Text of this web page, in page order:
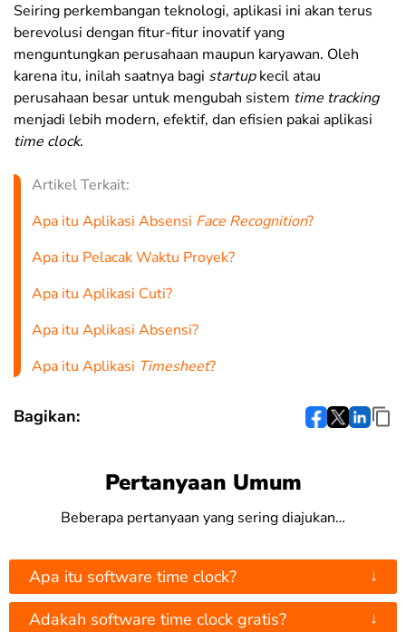
Seiring perkembangan teknologi, aplikasi ini akan terus
berevolusi dengan fitur-fitur inovatif yang
menguntungkan perusahaan maupun karyawan. Oleh
karena itu, inilah saatnya bagi startupkecil atau
perusahaan besar untuk mengubah sistem time tracking
menjadi lebih modern, efektif, dan efisien pakai aplikasi
time clock.
Artikel Terkait:
Apa itu Aplikasi Absensi Face Recognition?
Apa itu Pelacak Waktu Proyek?
Apa itu Aplikasi Cuti?
Apa itu Aplikasi Absensi?
Apa itu Aplikasi Timesheet?
Bagikan:
Pertanyaan Umum
Beberapa pertanyaan yang sering diajukan…
Apa itu software time clock? ↓
Adakah software time clock gratis? ↓